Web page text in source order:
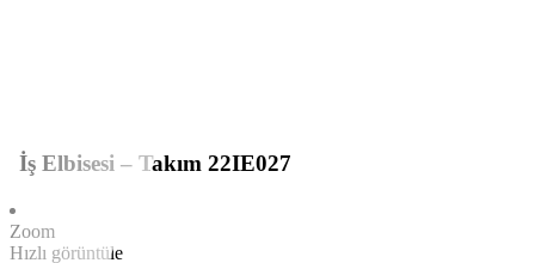
İş Elbisesi – Takım 22IE027
Zoom
Hızlı görüntüle